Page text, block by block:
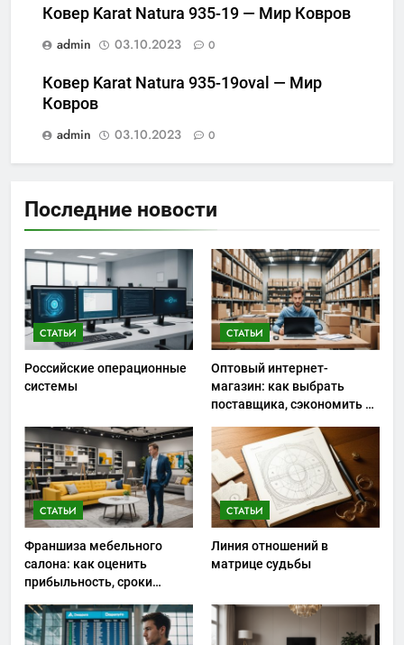
Ковер Karat Natura 935-19 — Мир Ковров
admin
03.10.2023 0
Ковер Karat Natura 935-19oval — Мир
Ковров
admin
03.10.2023 0
Последние новости
СТАТЬИ
Российские операционные
системы
СТАТЬИ
Оптовый интернет-
магазин: как выбрать
поставщика, сэкономить на
ассортиментом
СТАТЬИ
Франшиза мебельного
салона: как оценить
прибыльность, сроки
запуска
СТАТЬИ
Линия отношений в
матрице судьбы